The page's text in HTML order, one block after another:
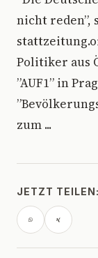
nicht reden”,
Politiker aus
”AUF1” in
zum ...
JETZT TEILEN: